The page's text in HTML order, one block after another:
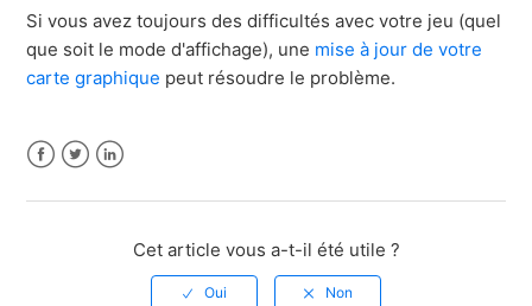
Si vous avez toujours des difficultés avec votre jeu (quel
que soit le mode d'affichage), une mise à jour de votre
carte graphique peut résoudre le problème.
Cet article vous a-t-il été utile ?